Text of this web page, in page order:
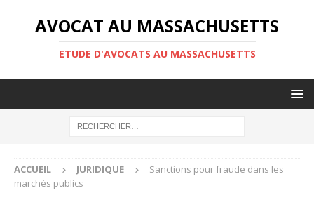
AVOCAT AU MASSACHUSETTS
ETUDE D'AVOCATS AU MASSACHUSETTS
ACCUEIL JURIDIQUE
Sanctions pour fraude dans les
marchés publics